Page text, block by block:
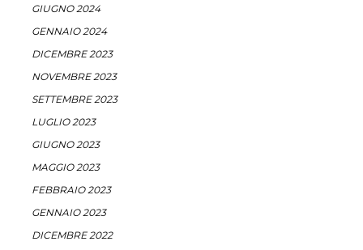
GIUGNO 2024
GENNAIO 2024
DICEMBRE 2023
NOVEMBRE 2023
SETTEMBRE 2023
LUGLIO 2023
GIUGNO 2023
MAGGIO 2023
FEBBRAIO 2023
GENNAIO 2023
DICEMBRE 2022